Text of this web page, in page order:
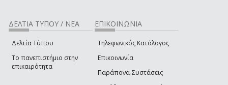
ΔΕΛΤΙΑ ΤΥΠΟΥ / ΝΕΑ
Δελτία Τύπου
Το πανεπιστήμιο στην
επικαιρότητα
ΕΠΙΚΟΙΝΩΝΙΑ
Τηλεφωνικός Κατάλογος
Επικοινωνία
Παράπονα-Συστάσεις